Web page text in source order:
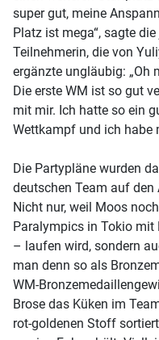
super gut, meine
Platz ist mega“, sagte
Teilnehmerin, die von
ergänzte ungläubig: „Oh
Die erste WM ist so gut
mit mir. Ich hatte so ein
Wettkampf und ich habe
Die Partypläne wurden
deutschen Team auf
Nicht nur, weil Moos
Paralympics in Tokio mit
– laufen wird, sondern
man denn so als
WM-
Brose das Küken im
rot-goldenen Stoff